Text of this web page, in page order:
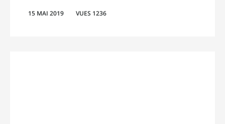
15 MAI 2019 VUES 1236